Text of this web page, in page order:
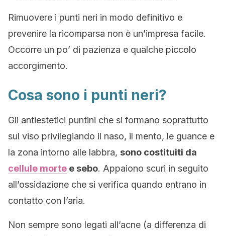
Rimuovere i punti neri in modo definitivo e
prevenire la ricomparsa non è un’impresa facile.
Occorre un po’ di pazienza e qualche piccolo
accorgimento.
Cosa sono i punti neri?
Gli antiestetici puntini che si formano soprattutto
sul viso privilegiando il naso, il mento, le guance e
la zona intorno alle labbra, sono costituiti da
cellule morte e sebo. Appaiono scuri in seguito
all’ossidazione che si verifica quando entrano in
contatto con l’aria.
Non sempre sono legati all’acne (a differenza di